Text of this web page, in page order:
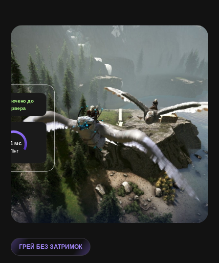
до
сервера
24 мс
Пінг
ГРЕЙ БЕЗ ЗАТРИМОК